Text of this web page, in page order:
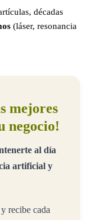
décadas
(láser, resonancia
mejores
negocio!
al día
artificial y
recibe cada